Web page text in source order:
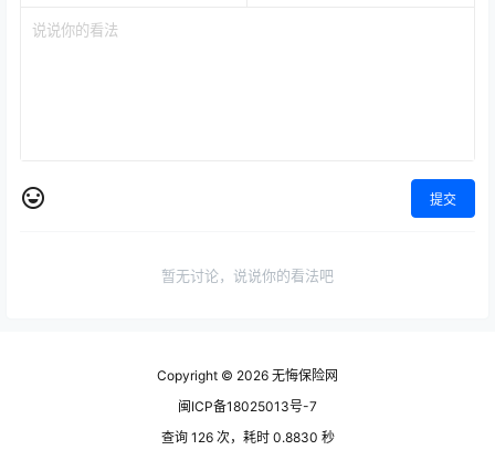
提交
暂无讨论，说说你的看法吧
Copyright © 2026 无悔保险网
闽ICP备18025013号-7
查询 126 次，耗时 0.8830 秒